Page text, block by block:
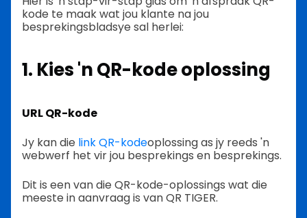
kode te maak wat jou klante na jou
besprekingsbladsye sal herlei:
1. Kies 'n QR-kode oplossing
URL QR-kode
Jy kan die link QR-kodeoplossing as jy reeds 'n
webwerf het vir jou besprekings en besprekings.
Dit is een van die QR-kode-oplossings wat die
meeste in aanvraag is van QR TIGER.